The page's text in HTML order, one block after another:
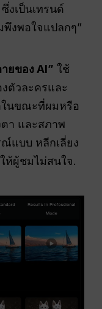
งเป็นเทรนด์
งพอใจแปลกๆ”
ยของ AI” ใช้
ตัวละครและ
ในขณะที่ผมหรือ
ตา และสภาพ
แบบ หลีกเลี่ยง
ห้ผู้ชมไม่สนใจ.